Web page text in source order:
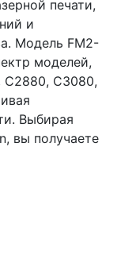
печати,
и
Модель FM2-
моделей,
C2880, C3080,
Выбирая
вы получаете